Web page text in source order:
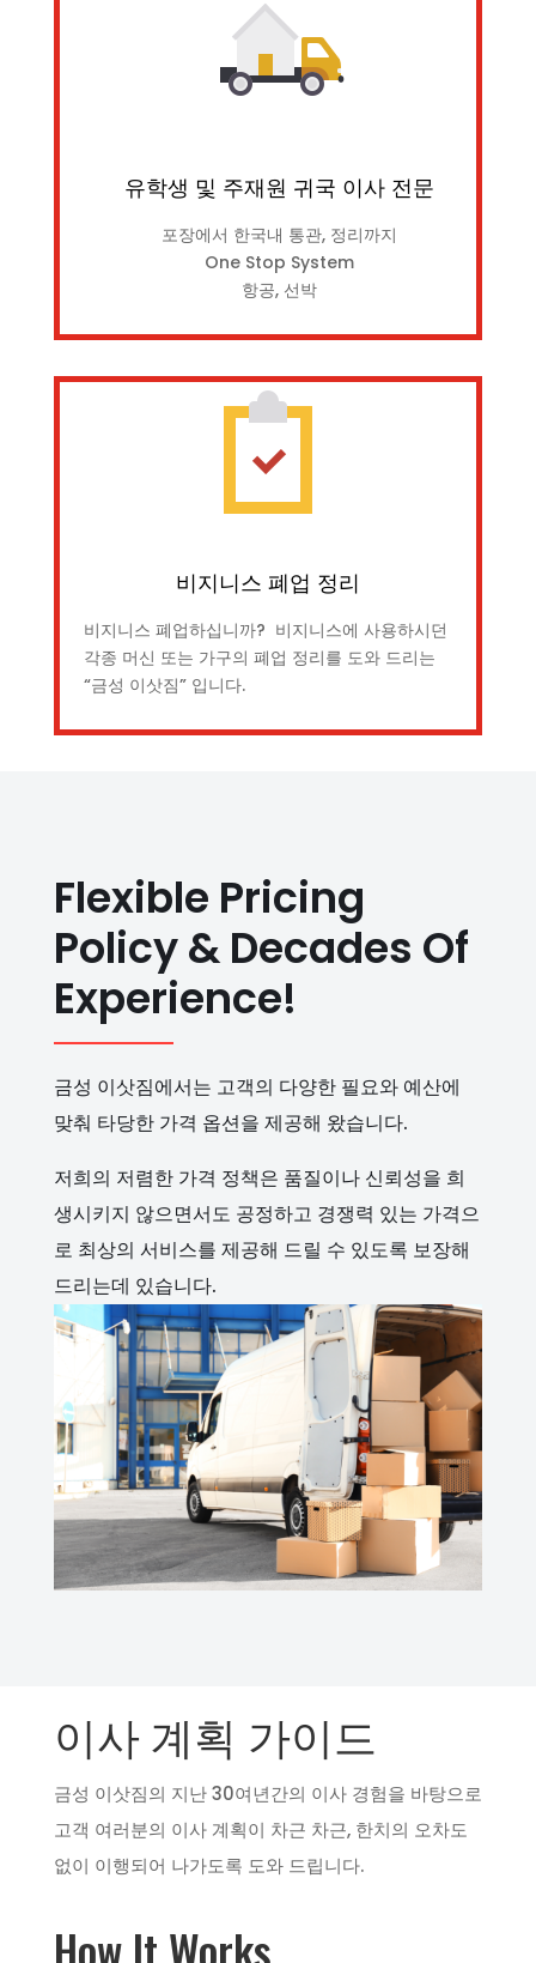
유학생 및 주재원 귀국 이사 전문
포장에서 한국내 통관, 정리까지
One Stop System
항공, 선박
비지니스 폐업 정리
비지니스 폐업하십니까? 비지니스에 사용하시던
각종 머신 또는 가구의 폐업 정리를 도와 드리는
“금성 이삿짐” 입니다.
Flexible Pricing
Policy & Decades Of
Experience!
금성 이삿짐에서는 고객의 다양한 필요와 예산에
맞춰 타당한 가격 옵션을 제공해 왔습니다.
저희의 저렴한 가격 정책은 품질이나 신뢰성을 희
생시키지 않으면서도 공정하고 경쟁력 있는 가격으
로 최상의 서비스를 제공해 드릴 수 있도록 보장해
드리는데 있습니다.
이사 계획 가이드
금성 이삿짐의 지난 30여년간의 이사 경험을 바탕으로
고객 여러분의 이사 계획이 차근 차근, 한치의 오차도
없이 이행되어 나가도록 도와 드립니다.
How It Works